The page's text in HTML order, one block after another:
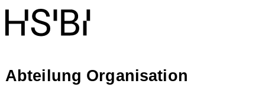
Abteilung Organisation